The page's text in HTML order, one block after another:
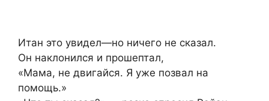
Итан это увидел—но ничего не сказал.
Он наклонился и прошептал,
«Мама, не двигайся. Я уже позвал на
помощь.»